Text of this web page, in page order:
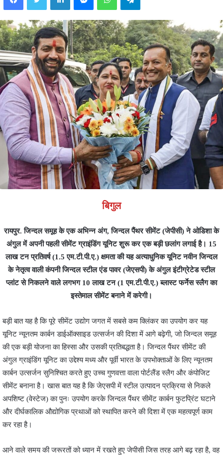
बिगुल
रायपुर. जिन्दल समूह के एक अभिन्न अंग, जिन्दल पैंथर सीमेंट (जेपीसी) ने ओडिशा के
अंगुल में अपनी पहली सीमेंट ग्राइंडिंग यूनिट शुरू कर एक बड़ी छलांग लगाई है। 15
लाख टन प्रतिवर्ष (1.5 एम.टी.पी.ए.) क्षमता की यह अत्याधुनिक यूनिट नवीन जिन्दल
के नेतृत्व वाली कंपनी जिन्दल स्टील एंड पावर (जेएसपी) के अंगुल इंटीग्रेटेड स्टील
प्लांट से निकलने वाले लगभग 10 लाख टन (1 एम.टी.पी.ए.) ब्लास्ट फर्नेस स्लैग का
इस्तेमाल सीमेंट बनाने में करेगी।
बड़ी बात यह है कि पूरे सीमेंट उद्योग जगत में सबसे कम क्लिंकर का उपयोग कर यह
यूनिट न्यूनतम कार्बन डाईऑक्साइड उत्सर्जन की दिशा में आगे बढ़ेगी, जो जिन्दल समूह
की एक बड़ी योजना का हिस्सा और उसकी प्रतिबद्धता है। जिन्दल पैंथर सीमेंट की
अंगुल ग्राइंडिंग यूनिट का उद्देश्य मध्य और पूर्वी भारत के उपभोक्ताओं के लिए न्यूनतम
कार्बन उत्सर्जन सुनिश्चित करते हुए उच्च गुणवत्ता वाला पोर्टलैंड स्लैग और कंपोजिट
सीमेंट बनाना है। खास बात यह है कि जेएसपी में स्टील उत्पादन प्रक्रिया से निकले
अपशिष्ट (वेस्टेज) का पुनः उपयोग करके जिन्दल पैंथर सीमेंट कार्बन फुटप्रिंट घटाने
और दीर्घकालिक औद्योगिक प्रथाओं को स्थापित करने की दिशा में एक महत्वपूर्ण काम
कर रहा है।
आने वाले समय की जरूरतों को ध्यान में रखते हुए जेपीसी जिस तरह आगे बढ़ रहा है, वह